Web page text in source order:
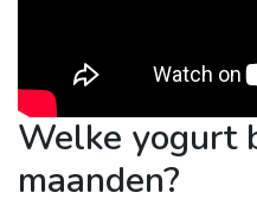
Welke yogurt
maanden?